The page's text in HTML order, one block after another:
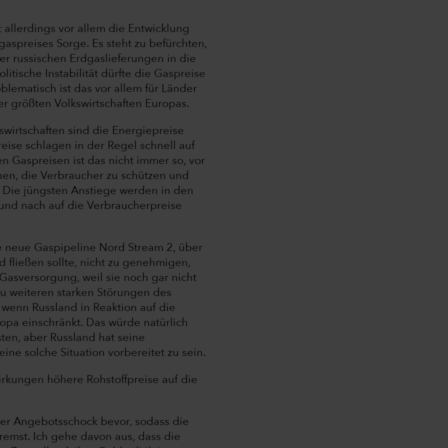
allerdings vor allem die Entwicklung
Sorge. Es steht zu befürchten,
russischen Erdgaslieferungen in die
Instabilität dürfte die Gaspreise
ist das vor allem für Länder
größten Volkswirtschaften Europas.
sind die Energiepreise
schlagen in der Regel schnell auf
Gaspreisen ist das nicht immer so, vor
die Verbraucher zu schützen und
jüngsten Anstiege werden in den
nach auf die Verbraucherpreise
Gaspipeline Nord Stream 2, über
fließen sollte, nicht zu genehmigen,
weil sie noch gar nicht
weiteren starken Störungen des
Russland in Reaktion auf die
einschränkt. Das würde natürlich
aber Russland hat seine
solche Situation vorbereitet zu sein.
höhere Rohstoffpreise auf die
Angebotsschock bevor, sodass die
Ich gehe davon aus, dass die